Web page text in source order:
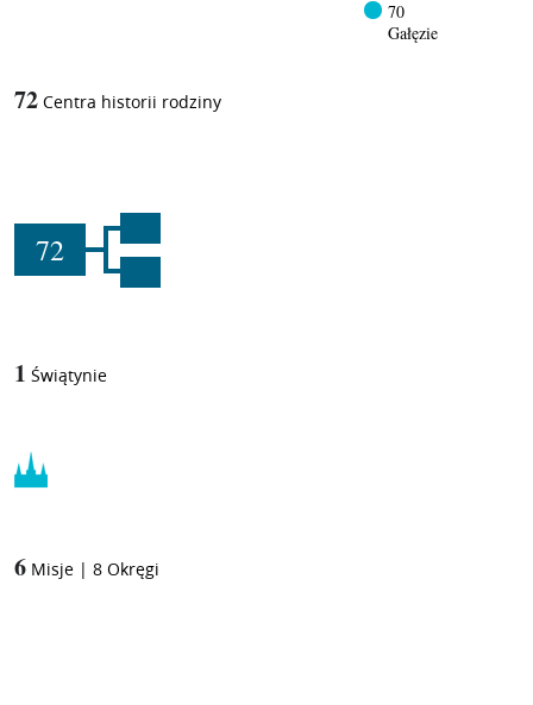
70
Gałęzie
72 Centra historii rodziny
72
1 Świątynie
6 Misje | 8 Okręgi